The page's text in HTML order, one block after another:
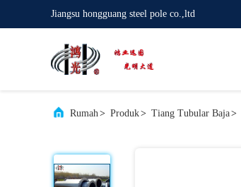
Jiangsu hongguang steel pole co.,ltd
Rumah> Produk> Tiang Tubular Baja>